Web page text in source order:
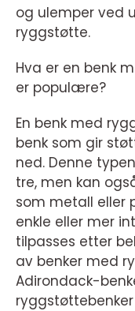
og ulemper ved
ryggstøtte.
Hva er en benk
er populære?
En benk med
benk som gir
ned. Denne
tre, men kan
som metall eller
enkle eller mer
tilpasses etter
av benker med
Adirondack-
ryggstøttebenker